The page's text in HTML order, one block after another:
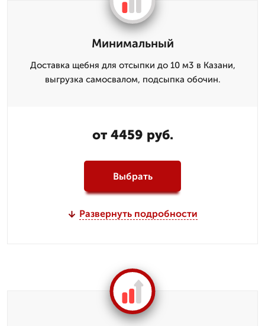
Минимальный
Доставка щебня для отсыпки до 10 м3 в Казани,
выгрузка самосвалом, подсыпка обочин.
от 4459 руб.
Выбрать
Развернуть подробности